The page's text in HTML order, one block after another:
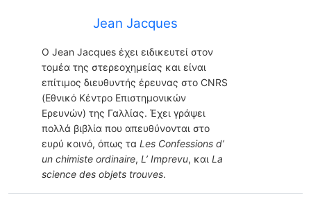
Jean Jacques
Ο Jean Jacques έχει ειδικευτεί στον
τομέα της στερεοχημείας και είναι
επίτιμος διευθυντής έρευνας στο CNRS
(Εθνικό Κέντρο Επιστημονικών
Ερευνών) της Γαλλίας. Έχει γράψει
πολλά βιβλία που απευθύνονται στο
ευρύ κοινό, όπως τα Les Confessions d’
un chimiste ordinaire, L’ Imprevu, και La
science des objets trouves.